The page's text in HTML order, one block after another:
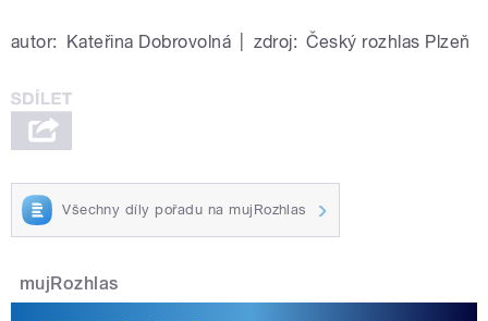
autor: Kateřina Dobrovolná zdroj: Český rozhlas Plzeň
Všechny díly pořadu na mujRozhlas
mujRozhlas